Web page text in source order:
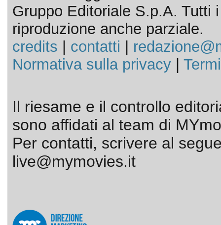
Gruppo Editoriale S.p.A. Tutti
riproduzione anche parziale.
credits
contatti
Normativa sulla privacy|
Il riesame e il controllo
sono affidati al team di
Per contatti, scrivere al
live@mymovies.it